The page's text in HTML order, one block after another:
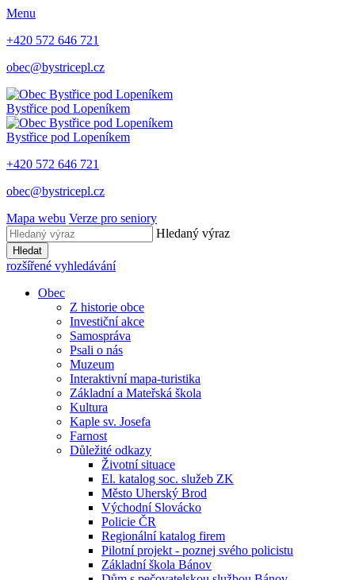
Menu
+420 572 646 721
obec@bystricepl.cz
Bystřice pod Lopeníkem
Bystřice pod Lopeníkem
+420 572 646 721
obec@bystricepl.cz
Mapa webu Verze pro seniory
Hledaný výraz
Hledat
rozšířené vyhledávání
Obec
Z historie obce
Investiční akce
Samospráva
Psali o nás
Muzeum
Interaktivní mapa-turistika
Základní a Mateřská škola
Kultura
Kaple sv. Josefa
Farnost
Důležité odkazy
Životní situace
El. katalog soc. služeb ZK
Město Uherský Brod
Východní Slovácko
Policie ČR
Regionální katalog firem
Pilotní projekt - poznej svého policistu
Základní škola Bánov